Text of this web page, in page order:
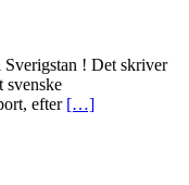
! Det skriver
svenske
efter […]